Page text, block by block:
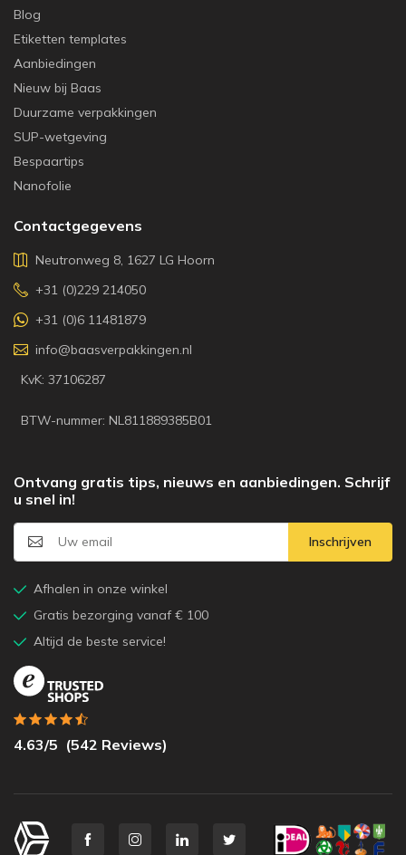
Blog
Etiketten templates
Aanbiedingen
Nieuw bij Baas
Duurzame verpakkingen
SUP-wetgeving
Bespaartips
Nanofolie
Contactgegevens
Neutronweg 8, 1627 LG Hoorn
+31 (0)229 214050
+31 (0)6 11481879
info@baasverpakkingen.nl
KvK: 37106287
BTW-nummer: NL811889385B01
Ontvang gratis tips, nieuws en aanbiedingen. Schrijf
u snel in!
Inschrijven
Afhalen in onze winkel
Gratis bezorging vanaf € 100
Altijd de beste service!
4.63/5 (542 Reviews)